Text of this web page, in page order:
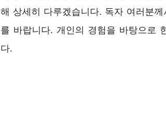
해 상세히 다루겠습니다. 독자 여러분
를 바랍니다. 개인의 경험을 바탕으로
다.